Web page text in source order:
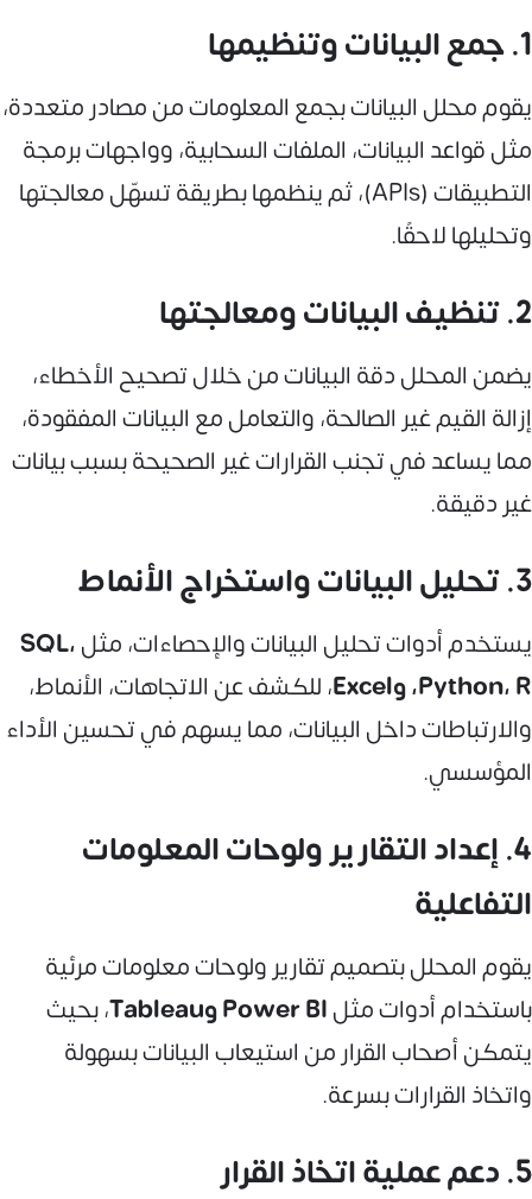
1. جمع البيانات وتنظيمها
يقوم محلل البيانات بجمع المعلومات من مصادر متعددة،
مثل قواعد البيانات، الملفات السحابية، وواجهات برمجة
التطبيقات (APIs)، ثم ينظمها بطريقة تسهّل معالجتها
وتحليلها لاحقًا.
2. تنظيف البيانات ومعالجتها
يضمن المحلل دقة البيانات من خلال تصحيح الأخطاء،
إزالة القيم غير الصالحة، والتعامل مع البيانات المفقودة،
مما يساعد في تجنب القرارات غير الصحيحة بسبب بيانات
غير دقيقة.
3. تحليل البيانات واستخراج الأنماط
يستخدم أدوات تحليل البيانات والإحصاءات، مثلSQL،
Python، R، وExcel
، للكشف عن الاتجاهات، الأنماط،
والارتباطات داخل البيانات، مما يسهم في تحسين الأداء
المؤسسي.
4. إعداد التقارير ولوحات المعلومات
التفاعلية
يقوم المحلل بتصميم تقارير ولوحات معلومات مرئية
باستخدام أدوات مثلPower BI وTableau
، بحيث
يتمكن أصحاب القرار من استيعاب البيانات بسهولة
واتخاذ القرارات بسرعة.
5. دعم عملية اتخاذ القرار